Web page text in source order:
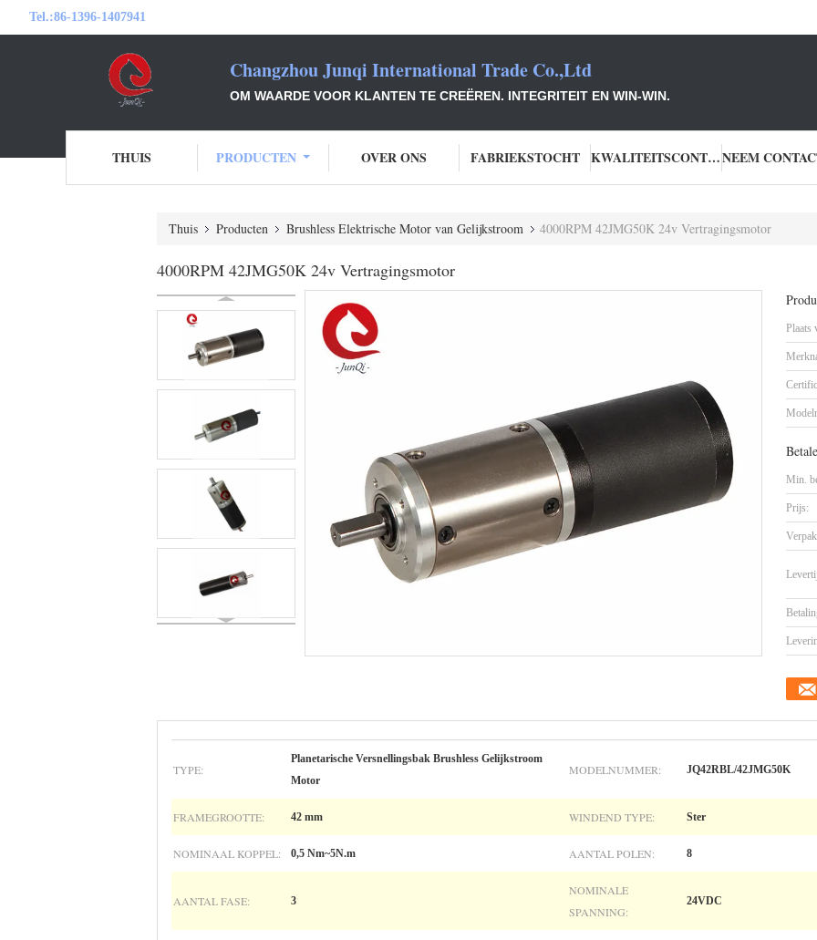
Tel.:86-1396-1407941
Changzhou Junqi International Trade Co.,Ltd
OM WAARDE VOOR KLANTEN TE CREËREN. INTEGRITEIT EN WIN-WIN.
THUIS PRODUCTEN OVER ONS FABRIEKSTOCHT KWALITEITSCONTROLE
Thuis Producten Brushless Elektrische Motor van Gelijkstroom 4000RPM 42JMG50K 24v Vertragingsmotor
4000RPM 42JMG50K 24v Vertragingsmotor
Plaats
Min.
Prijs:
TYPE:
Planetarische Versnellingsbak Brushless Gelijkstroom
Motor
MODELNUMMER: JQ42RBL/42JMG50K
FRAMEGROOTTE: 42 mm WINDEND TYPE: Ster
NOMINAAL KOPPEL: 0,5 Nm~5N.m AANTAL POLEN: 8
AANTAL FASE: 3
NOMINALE
SPANNING:
24VDC